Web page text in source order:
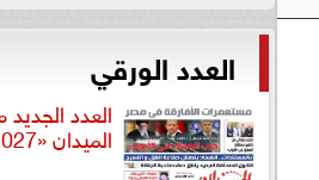
العدد الورقي
العدد
الميدان «1027»